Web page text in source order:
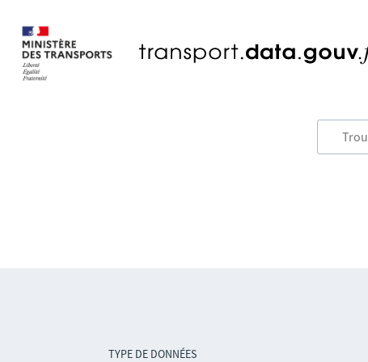
TYPE DE DONNÉES